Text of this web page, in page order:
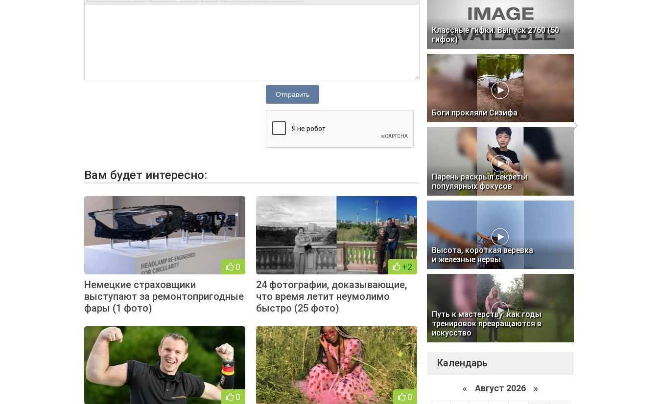
Отправить
Вам будет интересно:
0
Немецкие страховщики
выступают за ремонтопригодные
фары (1 фото)
+2
24 фотографии, доказывающие,
что время летит неумолимо
быстро (25 фото)
0 0
Классные гифки. Выпуск 2760 (50
гифок)
Боги прокляли Сизифа
Парень раскрыл секреты
популярных фокусов
Высота, короткая веревка
и железные нервы
Путь к мастерству: как годы
тренировок превращаются в
искусство
Календарь
« Август 2026 »